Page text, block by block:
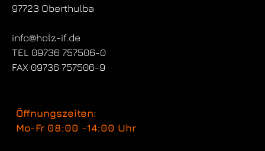
97723 Oberthulba
info@holz-if.de
TEL 09736 757506-0
FAX 09736 757506-9
Öffnungszeiten:
Mo-Fr 08:00 -14:00 Uhr